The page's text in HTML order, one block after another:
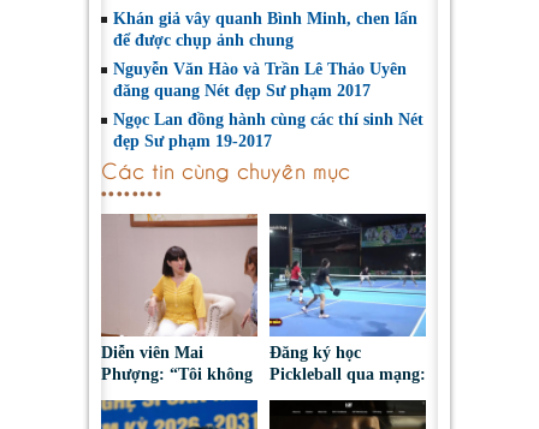
Khán giả vây quanh Bình Minh, chen lấn
để được chụp ảnh chung
Nguyễn Văn Hào và Trần Lê Thảo Uyên
đăng quang Nét đẹp Sư phạm 2017
Ngọc Lan đồng hành cùng các thí sinh Nét
đẹp Sư phạm 19-2017
Các tin cùng chuyên mục
Diễn viên Mai
Phượng: “Tôi không
bao giờ hối hận về
những gì mình đã
Đăng ký học
Pickleball qua mạng:
Nguy cơ bị chiếm
đoạt tài sản